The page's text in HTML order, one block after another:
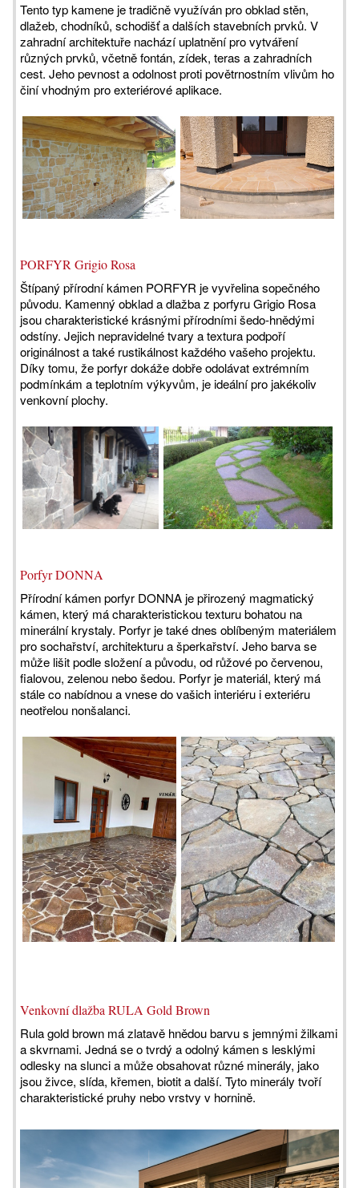
Tento typ kamene je tradičně využíván pro obklad stěn,
dlažeb, chodníků, schodišť a dalších stavebních prvků. V
zahradní architektuře nachází uplatnění pro vytváření
různých prvků, včetně fontán, zídek, teras a zahradních
cest. Jeho pevnost a odolnost proti povětrnostním vlivům ho
činí vhodným pro exteriérové aplikace.
PORFYR Grigio Rosa
Štípaný přírodní kámen PORFYR je vyvřelina sopečného
původu. Kamenný obklad a dlažba z porfyru Grigio Rosa
jsou charakteristické krásnými přírodními šedo-hnědými
odstíny. Jejich nepravidelné tvary a textura podpoří
originálnost a také rustikálnost každého vašeho projektu.
Díky tomu, že porfyr dokáže dobře odolávat extrémním
podmínkám a teplotním výkyvům, je ideální pro jakékoliv
venkovní plochy.
Porfyr DONNA
Přírodní kámen porfyr DONNA je přirozený magmatický
kámen, který má charakteristickou texturu bohatou na
minerální krystaly. Porfyr je také dnes oblíbeným materiálem
pro sochařství, architekturu a šperkařství. Jeho barva se
může lišit podle složení a původu, od růžové po červenou,
fialovou, zelenou nebo šedou. Porfyr je materiál, který má
stále co nabídnou a vnese do vašich interiéru i exteriéru
neotřelou nonšalanci.
Venkovní dlažba RULA Gold Brown
Rula gold brown má zlatavě hnědou barvu s jemnými žilkami
a skvrnami. Jedná se o tvrdý a odolný kámen s lesklými
odlesky na slunci a může obsahovat různé minerály, jako
jsou živce, slída, křemen, biotit a další. Tyto minerály tvoří
charakteristické pruhy nebo vrstvy v hornině.